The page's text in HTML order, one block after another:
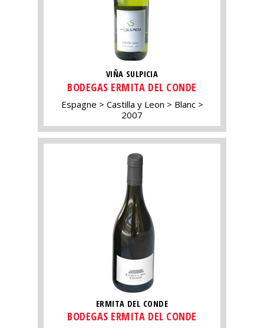
VIÑA SULPICIA
BODEGAS ERMITA DEL CONDE
Espagne Castilla y Leon
Blanc
2007
ERMITA DEL CONDE
BODEGAS ERMITA DEL CONDE